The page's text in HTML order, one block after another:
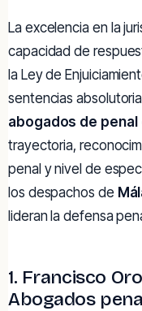
La excelencia en la
capacidad de
la Ley de
sentencias
abogados de penal
trayectoria,
penal y nivel de
los despachos de
lideran la defensa
1. Francisco
Abogados